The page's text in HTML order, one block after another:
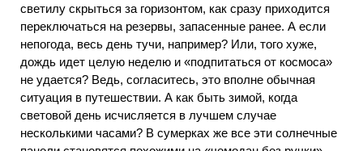
светилу скрыться за горизонтом, как сразу приходится
переключаться на резервы, запасенные ранее. А если
непогода, весь день тучи, например? Или, того хуже,
дождь идет целую неделю и «подпитаться от космоса»
не удается? Ведь, согласитесь, это вполне обычная
ситуация в путешествии. А как быть зимой, когда
световой день исчисляется в лучшем случае
несколькими часами? В сумерках же все эти солнечные